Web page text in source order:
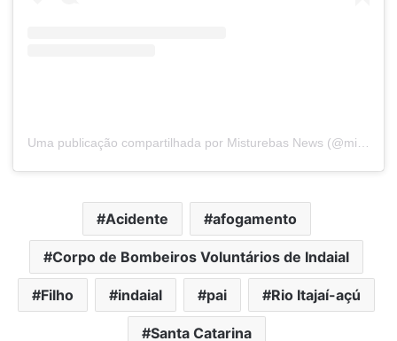
Acidente afogamento
Corpo de Bombeiros Voluntários de Indaial
Filho indaial pai Rio Itajaí-açú
Santa Catarina